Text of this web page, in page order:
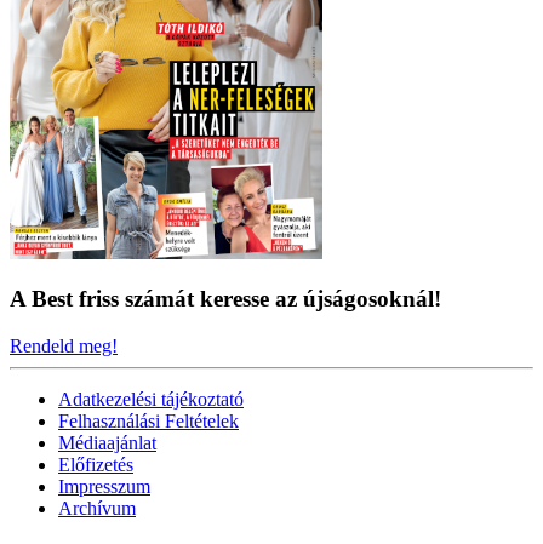
A Best friss számát keresse az újságosoknál!
Rendeld meg!
Adatkezelési tájékoztató
Felhasználási Feltételek
Médiaajánlat
Előfizetés
Impresszum
Archívum